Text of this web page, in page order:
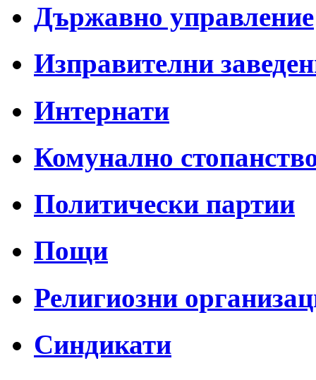
Държавно управление
Изправителни
Интернати
Комунално
Политически партии
Пощи
Религиозни
Синдикати